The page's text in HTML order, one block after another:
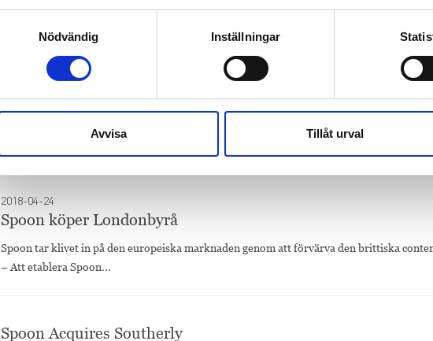
Nödvändig
Inställningar
Avvisa Tillåt urval
returns as...
Lotta Edling ny chef inom Bonnier News
2018-04-24
Spoon köper Londonbyrå
Spoon tar klivet in på den europeiska marknaden genom att förvärva den brittiska
– Att etablera Spoon...
Spoon Acquires Southerly